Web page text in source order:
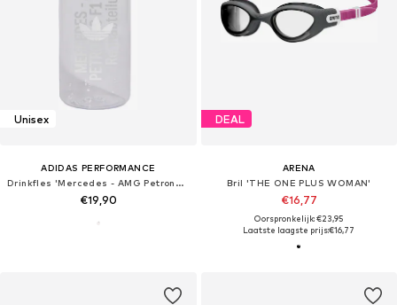
Unisex
ADIDAS PERFORMANCE
Drinkfles 'Mercedes - AMG Petronas Formula 1 Team'
€19,90
DEAL
ARENA
Bril 'THE ONE PLUS WOMAN'
€16,77
Oorspronkelijk: €23,95
Laatste laagste prijs:€16,77